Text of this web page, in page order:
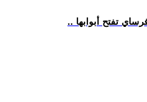
تفتح أبوابها